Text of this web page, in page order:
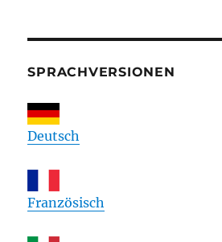
SPRACHVERSIONEN
Deutsch
Französisch